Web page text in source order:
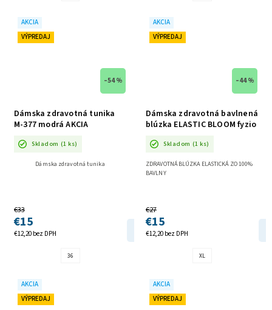
AKCIA
VÝPREDAJ
–54 %
Dámska zdravotná tunika
M-377 modrá AKCIA
Skladom (1 ks)
€12,20 bez DPH
€33
€15
DETAIL
Dámska zdravotná tunika
36
AKCIA
VÝPREDAJ
–44 %
Dámska zdravotná bavlnená
blúzka ELASTIC BLOOM fyzio
Skladom (1 ks)
€12,20 bez DPH
€27
€15
ZDRAVOTNÁ BLÚZKA ELASTICKÁ ZO 100%
BAVLNY
XL
AKCIA
VÝPREDAJ
AKCIA
VÝPREDAJ